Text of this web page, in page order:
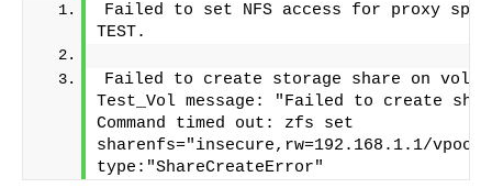
Failed to set NFS access for proxy spp
TEST.
Failed to create storage share on
Test_Vol message: "Failed to create
Command timed out: zfs set
sharenfs="insecure,rw=192.168.1.1/
type:"ShareCreateError"